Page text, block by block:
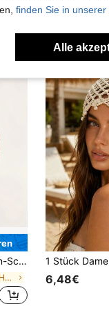
Zuhause und Reisen.
in Gold Frauen Haarhauben 6,48€
finden Sie in unserer
Alle